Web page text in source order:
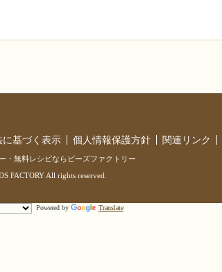
基づく表示 個人情報保護方針 関連リンク
・無料レシピならビーズファクトリー
FACTORY All rights reserved.
Powered by Translate